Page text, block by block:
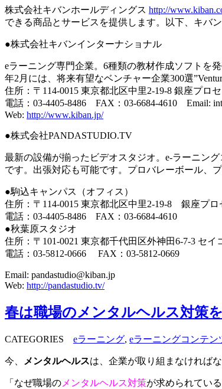
株式会社キバンホールディングス http://
できる商品とサービスを提供します。以下、キバ
●株式会社キバンインターナショナル
eラーニング専門企業。6種類の教材作成ソフトを
年2月には、将来有望なベンチャー企業300選
住所：〒114-0015 東京都北区中里2-19-8 銀座プロ
電話：03-4405-8486 FAX：03-6684-4610 Email:
Web: http://www.kiban.jp/
●株式会社PANDASTUDIO.TV
最新の設備が揃ったビデオスタジオ。e-ラーニン
です。出張対応も可能です。プロバレーボール、
●駒込キャンパス（オフィス）
住所：〒114-0015 東京都北区中里2-19-8 銀座プロ
電話：03-4405-8486 FAX：03-6684-4610
●秋葉原スタジオ
住所：〒101-0021 東京都千代田区外神田6-7-3 セイ
電話：03-5812-0666 FAX：03-5812-0669
Email: pandastudio@kiban.jp
Web: http://pandastudio.tv/
春は職場のメンタルヘルス対策を
CATEGORIES eラーニング, eラーニングコンテン
今、 メンタルヘルスは、企業が取り組まなければ
「なぜ職場の メンタルヘルス対策が求められている